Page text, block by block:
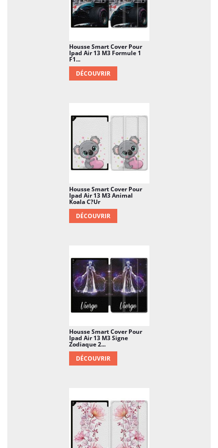
Housse Smart Cover Pour
Ipad Air 13 M3 Formule 1
F1...
DÉCOUVRIR
Housse Smart Cover Pour
Ipad Air 13 M3 Animal
Koala C?ur
DÉCOUVRIR
Housse Smart Cover Pour
Ipad Air 13 M3 Signe
Zodiaque 2...
DÉCOUVRIR